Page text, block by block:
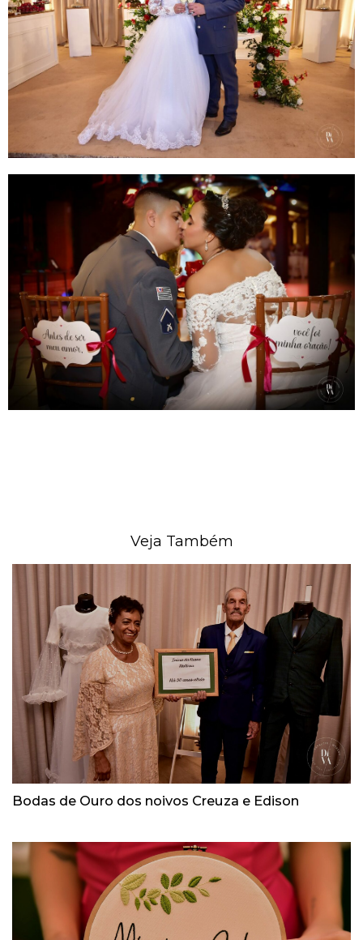
Veja Também
Bodas de Ouro dos noivos Creuza e Edison